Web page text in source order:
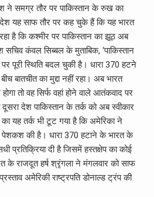
ने समग्र तौर पर पाकिस्तान के रुख का
यह साफ तौर पर कह चुके हैं कि यह भारत
है कि कश्मीर पर पाकिस्तान का झूठ अब
सचिव कंवल सिब्बल के मुताबिक, ‘पाकिस्तान
पूरी स्थिति बदल चुकी है। धारा 370 हटने
बातचीत का मुद्दा नहीं रहा। अब भारत
तो वह सिर्फ वहां होने वाले आतंकवाद पर
दूसरा देश पाकिस्तान के तर्क को अब स्वीकार
का यह तर्क भी टूट गया है कि अमेरिका ने
पेशकश की है। धारा 370 हटाने के भारत के
प्रतिक्रिया दी है जिसमें हस्तक्षेप का कोई
के राजदूत हर्ष श्रृंगला ने मंगलवार को साफ
अमेरिकी राष्ट्रपति डोनाल्ड ट्रंप की